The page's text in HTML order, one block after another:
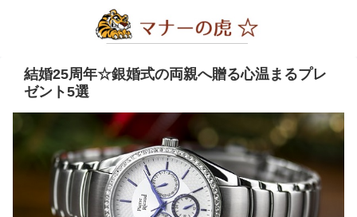
結婚25周年☆銀婚式の両親へ贈る心温まるプレ
ゼント5選